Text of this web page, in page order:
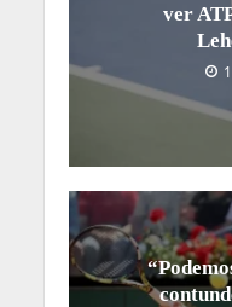
ver